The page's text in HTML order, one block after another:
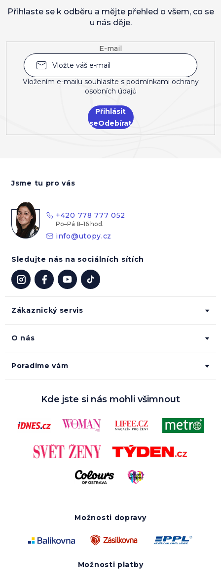
E-mail
Vložením e-mailu souhlasíte s podmínkami ochrany
osobních údajů
Přihlásit
se
Přihlaste se k odběru a mějte přehled o všem, co se
u nás děje.
Zákaznický servis
O nás
Poradíme vám
Jsme tu pro vás
+420 778 777 052
info@utopy.cz
Sledujte nás na sociálních sítích
Kde jste si nás mohli všimnout
Možnosti dopravy
Možnosti platby